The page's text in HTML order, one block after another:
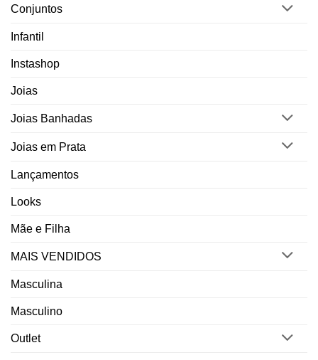
Conjuntos
Infantil
Instashop
Joias
Joias Banhadas
Joias em Prata
Lançamentos
Looks
Mãe e Filha
MAIS VENDIDOS
Masculina
Masculino
Outlet